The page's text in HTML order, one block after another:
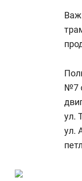
№7
ул.
ул.